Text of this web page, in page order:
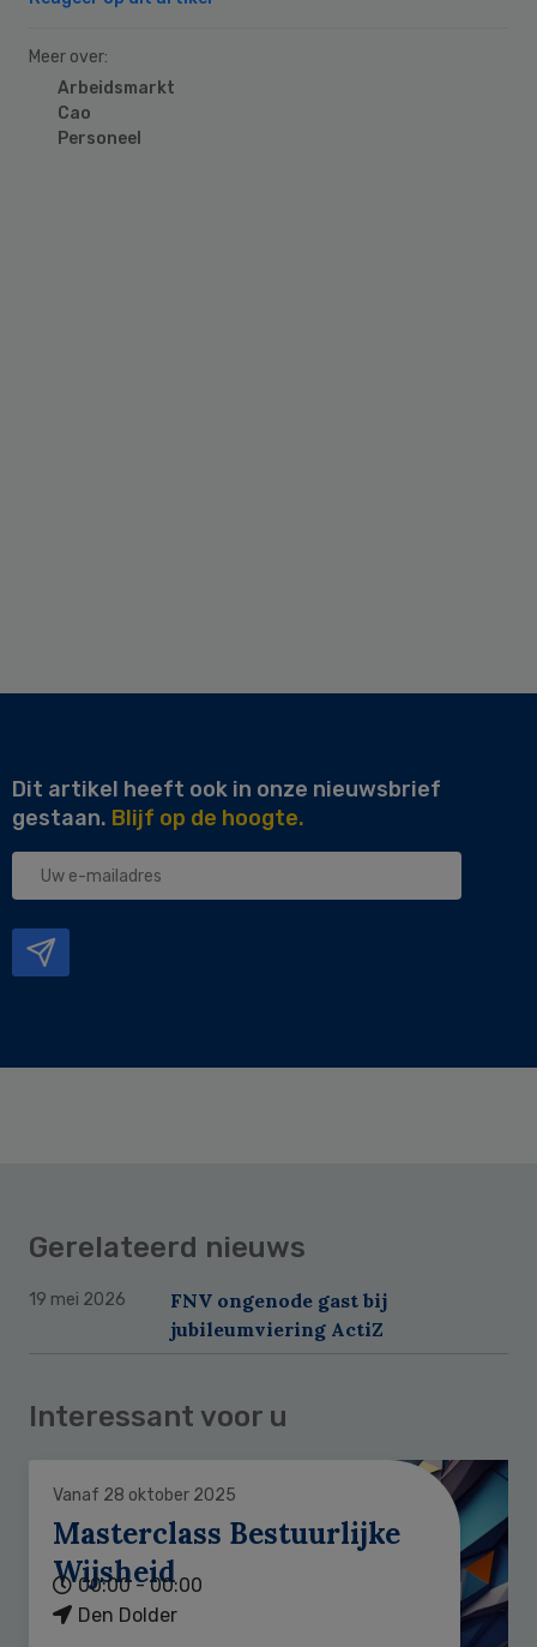
Meer over:
Arbeidsmarkt
Cao
Personeel
Dit artikel heeft ook in onze nieuwsbrief
gestaan. Blijf op de hoogte.
Uw
Gerelateerd nieuws
19 mei 2026
FNV ongenode gast bij
jubileumviering ActiZ
Interessant voor u
Vanaf 28 oktober 2025
Masterclass Bestuurlijke
Wijsheid
00:00 - 00:00
Den Dolder